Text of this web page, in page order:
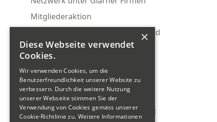
Mitgliederaktion
Glarnermesse Gemeinschaftsstand
Ostwind Firmenabo
Wirtschaftsförderung
Tour de Gwärb Teilnahme
Schweizerischer Gewerbeverband
×
Diese Webseite verwendet
Cookies.
Wir verwenden Cookies, um die
Benutzerfreundlichkeit unserer Website zu
verbessern. Durch die weitere Nutzung
unserer Webseite stimmen Sie der
Verwendung von Cookies gemäss unserer
Cookie-Richtlinie zu. Weitere Informationen